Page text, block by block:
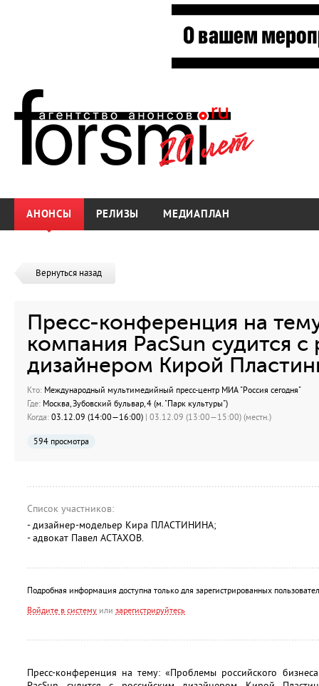
АНОНСЫ РЕЛИЗЫ МЕДИАПЛАН
Вернуться назад
Пресс-конференция на
компания PacSun судится
дизайнером Кирой
Кто: Международный мультимедийный пресс-центр МИА "Россия сегодня"
Где: Москва, Зубовский бульвар, 4 (м. "Парк культуры")
Когда: 03.12.09 (14:00—16:00) | 03.12.09 (13:00—15:00) (местн.)
594 просмотра
Список участников:
- дизайнер-модельер Кира ПЛАСТИНИНА;
- адвокат Павел АСТАХОВ.
Подробная информация доступна только для зарегистрированных
Войдите в систему или зарегистрируйтесь
Пресс-конференция на тему: «Проблемы российского